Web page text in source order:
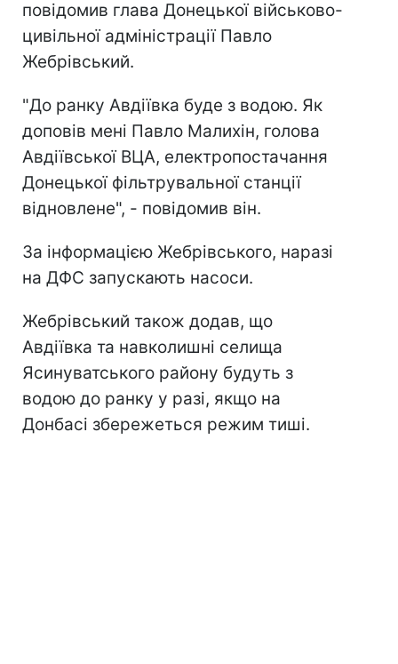
повідомив глава Донецької військово-
цивільної адміністрації Павло
Жебрівський.
"До ранку Авдіївка буде з водою. Як
доповів мені Павло Малихін, голова
Авдіївської ВЦА, електропостачання
Донецької фільтрувальної станції
відновлене", - повідомив він.
За інформацією Жебрівського, наразі
на ДФС запускають насоси.
Жебрівський також додав, що
Авдіївка та навколишні селища
Ясинуватського району будуть з
водою до ранку у разі, якщо на
Донбасі збережеться режим тиші.